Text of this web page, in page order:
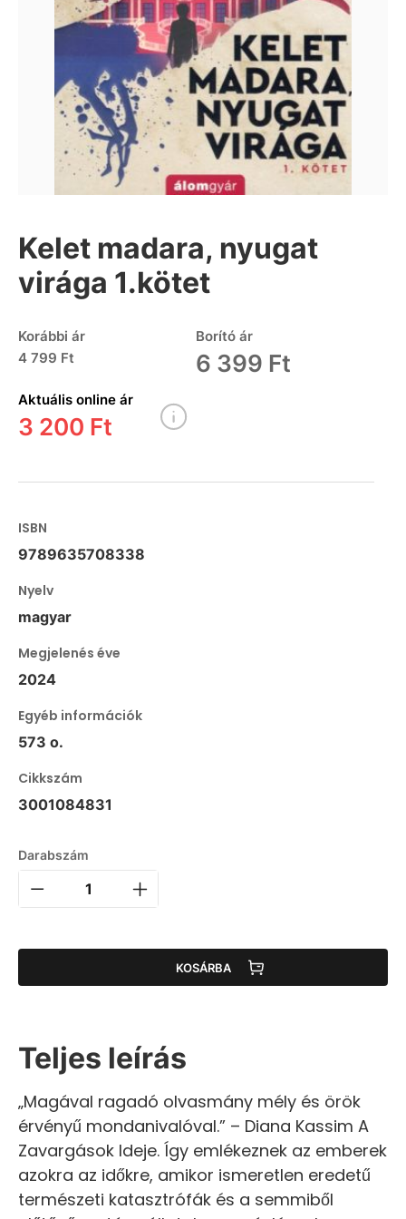
Kelet madara, nyugat
virága 1.kötet
Korábbi ár
4 799 Ft
Borító ár
6 399 Ft
Aktuális online ár
3 200 Ft
ISBN
9789635708338
Nyelv
magyar
Megjelenés éve
2024
Egyéb információk
573 o.
Cikkszám
3001084831
Darabszám
KOSÁRBA
Teljes leírás
„Magával ragadó olvasmány mély és örök
érvényű mondanivalóval.” – Diana Kassim A
Zavargások Ideje. Így emlékeznek az emberek
azokra az időkre, amikor ismeretlen eredetű
természeti katasztrófák és a semmiből